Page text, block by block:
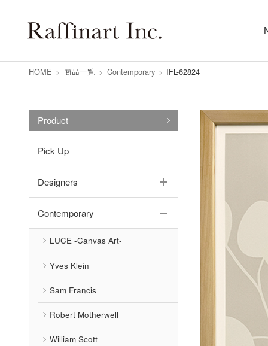
HOME > 商品一覧 > Contemporary > IFL-62824
Product
Pick Up
Designers
Contemporary
LUCE -Canvas Art-
Yves Klein
Sam Francis
Robert Motherwell
William Scott